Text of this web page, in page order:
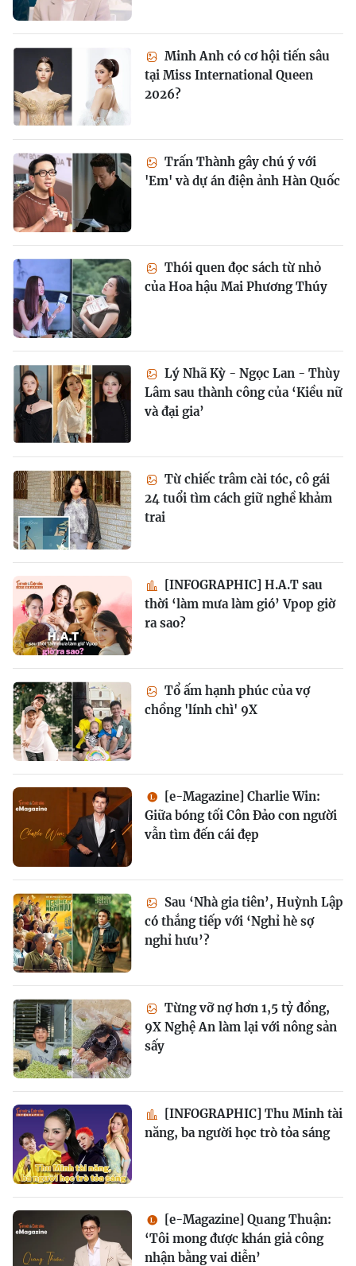
Minh Anh có cơ hội tiến sâu
tại Miss International Queen
2026?
Trấn Thành gây chú ý với
'Em' và dự án điện ảnh Hàn Quốc
Thói quen đọc sách từ nhỏ
của Hoa hậu Mai Phương Thúy
Lý Nhã Kỳ - Ngọc Lan - Thùy
Lâm sau thành công của ‘Kiều nữ
và đại gia’
Từ chiếc trâm cài tóc, cô gái
24 tuổi tìm cách giữ nghề khảm
trai
[INFOGRAPHIC] H.A.T sau
thời ‘làm mưa làm gió’ Vpop giờ
ra sao?
Tổ ấm hạnh phúc của vợ
chồng 'lính chì' 9X
[e-Magazine] Charlie Win:
Giữa bóng tối Côn Đảo con người
vẫn tìm đến cái đẹp
Sau ‘Nhà gia tiên’, Huỳnh Lập
có thắng tiếp với ‘Nghỉ hè sợ
nghỉ hưu’?
Từng vỡ nợ hơn 1,5 tỷ đồng,
9X Nghệ An làm lại với nông sản
sấy
[INFOGRAPHIC] Thu Minh tài
năng, ba người học trò tỏa sáng
[e-Magazine] Quang Thuận:
‘Tôi mong được khán giả công
nhận bằng vai diễn’